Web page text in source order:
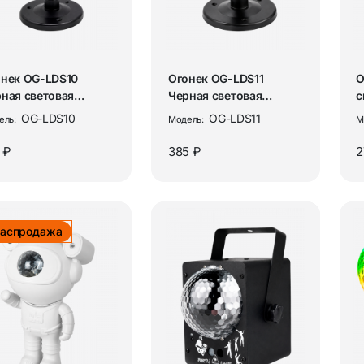
и уход
Аптечки тактические
OG-LDS10
световая
OG-LDS10
₽
Огонек OG-LDS11
Черная световая
установка
Модель: OG-LDS11
385 ₽